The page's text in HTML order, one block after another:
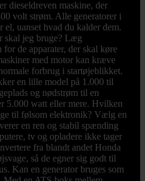
dieseldreven maskine, der
volt strøm. Alle generatorer i
el, uanset hvad du kalder dem.
skal jeg bruge? Læg
de apparater, der skal køre
med motor kan kræve
forbrug i startøjeblikket.
en lille model på 1.000 til
og nødstrøm til en
5.000 watt eller mere. Hvilken
til følsom elektronik? Vælg en
en ren og stabil spænding
tv og opladere ikke tager
fra blandt andet Honda
så de egner sig godt til
Kan en generator bruges som